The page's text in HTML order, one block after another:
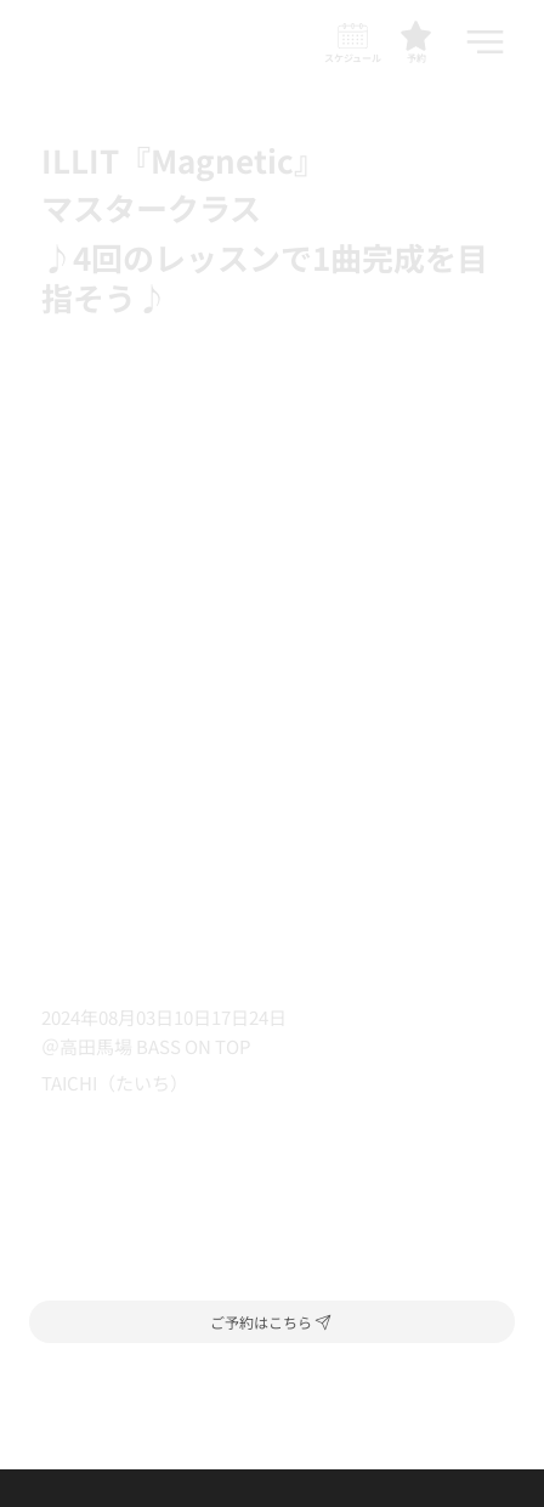
予約
スケジュール
ILLIT『Magnetic』
マスタークラス
♪4回のレッスンで1曲完成を目
指そう♪
2024年08月03日10日17日24日
＠高田馬場 BASS ON TOP
TAICHI（たいち）
ご予約はこちら